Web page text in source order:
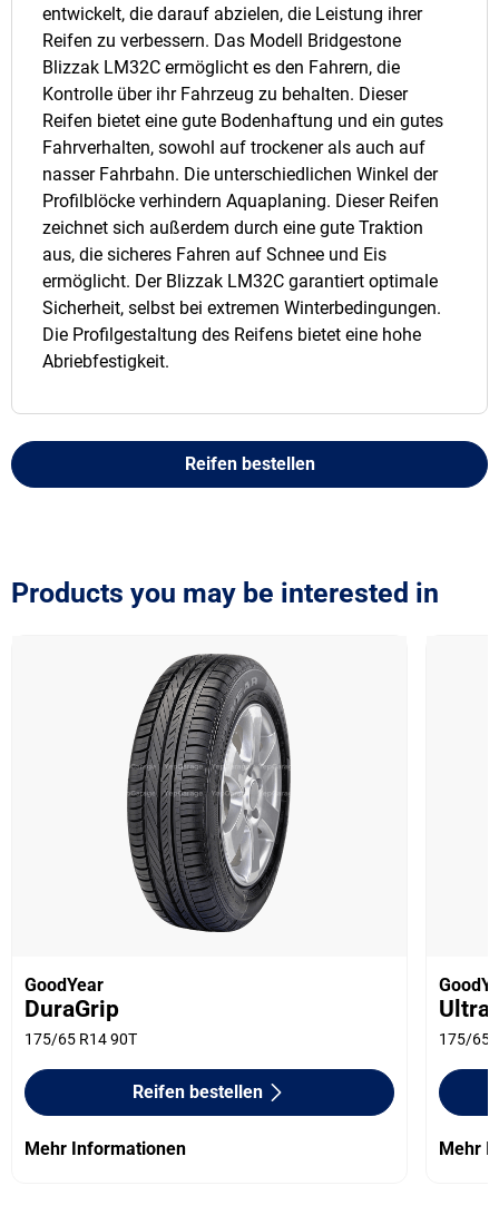
entwickelt, die darauf abzielen, die Leistung ihrer
Reifen zu verbessern. Das Modell Bridgestone
Blizzak LM32C ermöglicht es den Fahrern, die
Kontrolle über ihr Fahrzeug zu behalten. Dieser
Reifen bietet eine gute Bodenhaftung und ein gutes
Fahrverhalten, sowohl auf trockener als auch auf
nasser Fahrbahn. Die unterschiedlichen Winkel der
Profilblöcke verhindern Aquaplaning. Dieser Reifen
zeichnet sich außerdem durch eine gute Traktion
aus, die sicheres Fahren auf Schnee und Eis
ermöglicht. Der Blizzak LM32C garantiert optimale
Sicherheit, selbst bei extremen Winterbedingungen.
Die Profilgestaltung des Reifens bietet eine hohe
Abriebfestigkeit.
Reifen bestellen
Products you may be interested in
GoodYear
DuraGrip
175/65 R14 90T
Reifen bestellen
Mehr Informationen
175/65
Mehr